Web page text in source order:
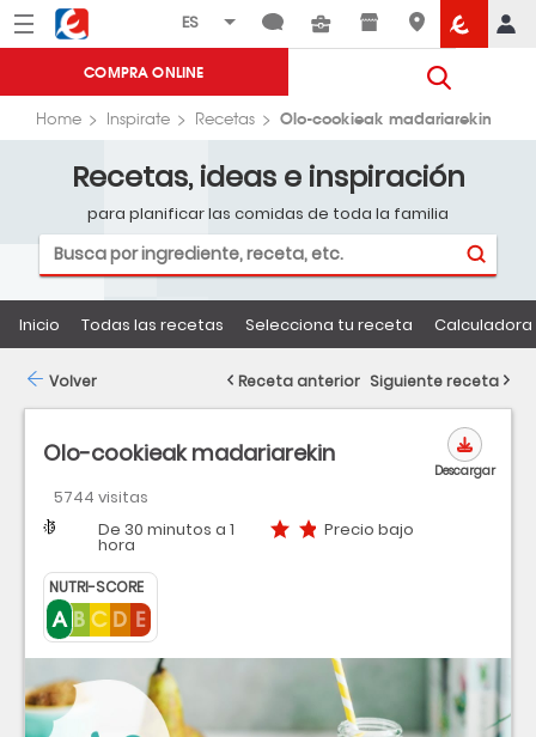
Menú Eroski
COMPRA ONLINE
Home Inspirate Recetas Olo-cookieak madariarekin
Recetas, ideas e inspiración
para planificar las comidas de toda la familia
Inicio Todas las recetas Selecciona tu receta
Olo-cookieak madariarekin
5744 visitas
Dificultad
Tiempo De 30 minutos a 1
hora
Precio bajo Precio bajo
NUTRI-SCORE
Descargar
Volver Receta anterior Siguiente receta